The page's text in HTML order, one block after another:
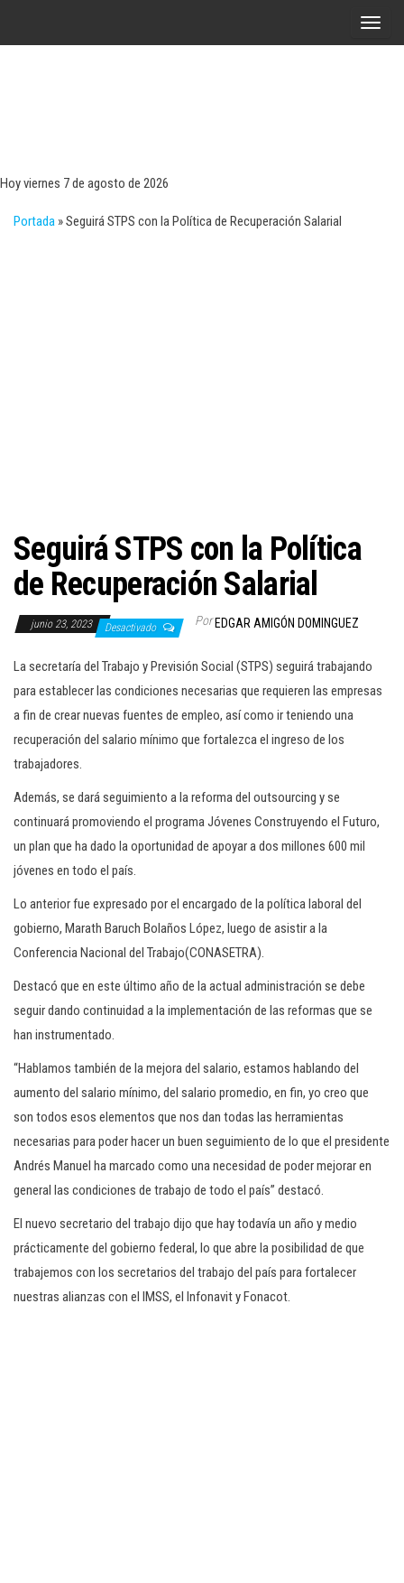
A
Hoy viernes 7 de agosto de 2026
Portada »Seguirá STPS con la Política de Recuperación Salarial
Seguirá STPS con la Política
de Recuperación Salarial
junio 23, 2023 Desactivado Por EDGAR AMIGÓN DOMINGUEZ
La secretaría del Trabajo y Previsión Social (STPS) seguirá trabajando
para establecer las condiciones necesarias que requieren las empresas
a fin de crear nuevas fuentes de empleo, así como ir teniendo una
recuperación del salario mínimo que fortalezca el ingreso de los
trabajadores.
Además, se dará seguimiento a la reforma del outsourcing y se
continuará promoviendo el programa Jóvenes Construyendo el Futuro,
un plan que ha dado la oportunidad de apoyar a dos millones 600 mil
jóvenes en todo el país.
Lo anterior fue expresado por el encargado de la política laboral del
gobierno, Marath Baruch Bolaños López, luego de asistir a la
Conferencia Nacional del Trabajo(CONASETRA).
Destacó que en este último año de la actual administración se debe
seguir dando continuidad a la implementación de las reformas que se
han instrumentado.
“Hablamos también de la mejora del salario, estamos hablando del
aumento del salario mínimo, del salario promedio, en fin, yo creo que
son todos esos elementos que nos dan todas las herramientas
necesarias para poder hacer un buen seguimiento de lo que el presidente
Andrés Manuel ha marcado como una necesidad de poder mejorar en
general las condiciones de trabajo de todo el país” destacó.
El nuevo secretario del trabajo dijo que hay todavía un año y medio
prácticamente del gobierno federal, lo que abre la posibilidad de que
trabajemos con los secretarios del trabajo del país para fortalecer
nuestras alianzas con el IMSS, el Infonavit y Fonacot.